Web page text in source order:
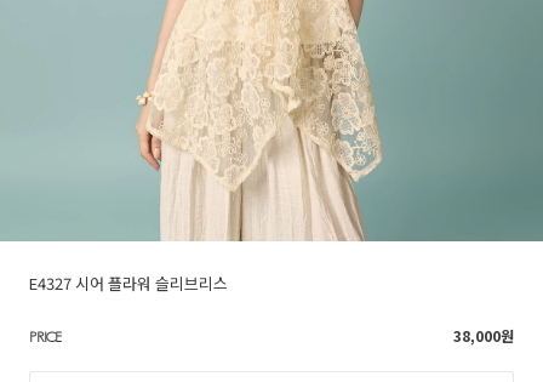
E4327 시어 플라워 슬리브리스
PRICE 38,000원